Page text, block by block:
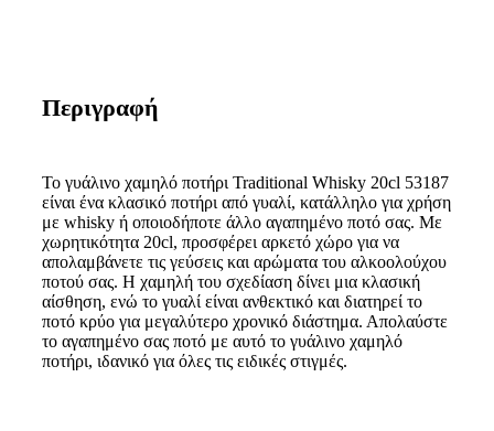
Περιγραφή
Το γυάλινο χαμηλό ποτήρι Traditional Whisky 20cl 53187
είναι ένα κλασικό ποτήρι από γυαλί, κατάλληλο για χρήση
με whisky ή οποιοδήποτε άλλο αγαπημένο ποτό σας. Με
χωρητικότητα 20cl, προσφέρει αρκετό χώρο για να
απολαμβάνετε τις γεύσεις και αρώματα του αλκοολούχου
ποτού σας. Η χαμηλή του σχεδίαση δίνει μια κλασική
αίσθηση, ενώ το γυαλί είναι ανθεκτικό και διατηρεί το
ποτό κρύο για μεγαλύτερο χρονικό διάστημα. Απολαύστε
το αγαπημένο σας ποτό με αυτό το γυάλινο χαμηλό
ποτήρι, ιδανικό για όλες τις ειδικές στιγμές.